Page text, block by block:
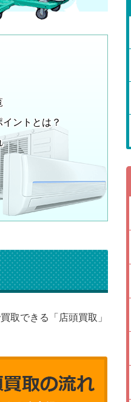
ントとは？
取できる「店頭買取」